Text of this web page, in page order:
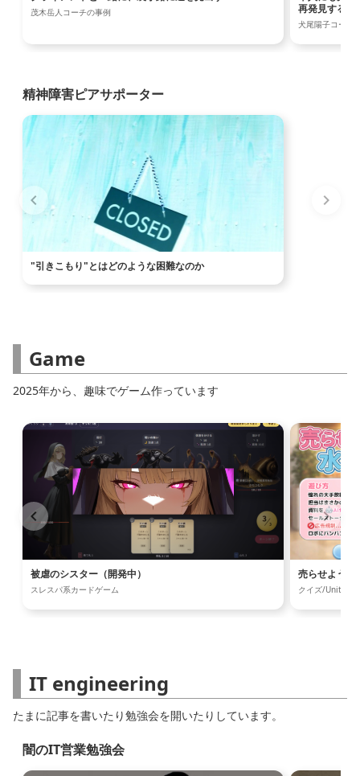
茂木岳人コーチの事例
再発見する
犬尾陽子コーチ
精神障害ピアサポーター
"引きこもり"とはどのような困難なのか
Game
2025年から、趣味でゲーム作っています
被虐のシスター（開発中）
スレスパ系カードゲーム
売らせよう！
クイズ/
IT engineering
たまに記事を書いたり勉強会を開いたりしています。
闇のIT営業勉強会